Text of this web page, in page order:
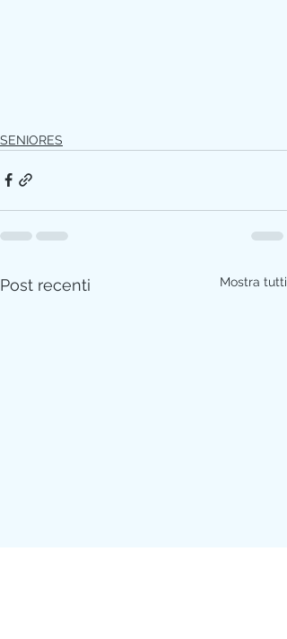
SENIORES
Post recenti Mostra tutti